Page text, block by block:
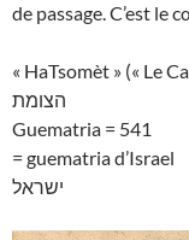
de passage. C’est le
« HaTsomèt » (« Le
הצומת
Guematria = 541
= guematria d’Israel
ישראל